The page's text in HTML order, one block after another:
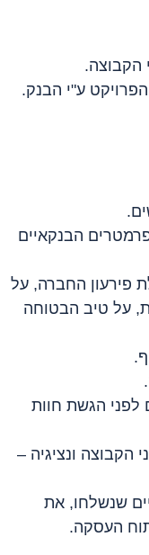
הקבוצה.
ע"י הבנק.
הבנקאיים
פירעון החברה, על
על טיב הבטוחה
לפני הגשת חוות
ונציגיה –
שנשלחו, את
העסקה.